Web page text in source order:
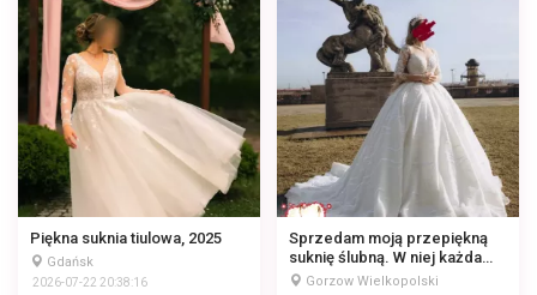
Piękna suknia tiulowa, 2025
Gdańsk
2026-07-22 20:38:16
Sprzedam moją przepiękną
suknię ślubną. W niej każda
panna młoda poczuje się jak
Gorzow Wielkopolski